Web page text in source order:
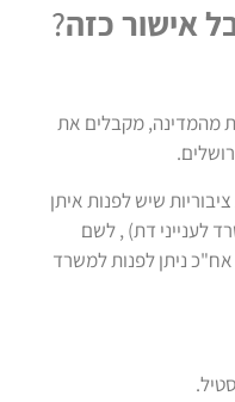
אישור כזה?
מהמדינה, מקבלים את
שיש לפנות איתן
לענייני דת) , לשם
ניתן לפנות למשרד